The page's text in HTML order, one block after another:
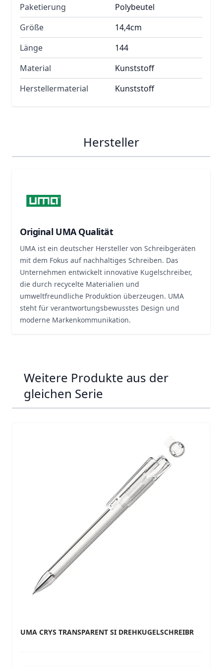
Paketierung
Polybeutel
Größe
14,4cm
Länge
144
Material
Kunststoff
Herstellermaterial
Kunststoff
Hersteller
Original UMA Qualität
UMA ist ein deutscher Hersteller von Schreibgeräten
mit dem Fokus auf nachhaltiges Schreiben. Das
Unternehmen entwickelt innovative Kugelschreiber,
die durch recycelte Materialien und
umweltfreundliche Produktion überzeugen. UMA
steht für verantwortungsbewusstes Design und
moderne Markenkommunikation.
Weitere Produkte aus der
gleichen Serie
UMA CRYS TRANSPARENT SI DREHKUGELSCHREIBR